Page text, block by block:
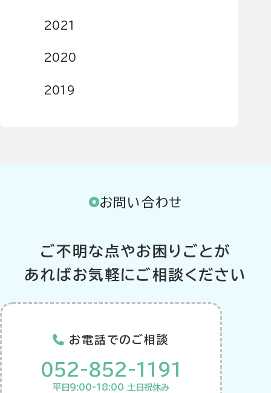
2021
2020
2019
お問い合わせ
ご不明な点やお困りごとが
あればお気軽にご相談ください
お電話でのご相談
052-852-1191
平日9:00-18:00 土日祝休み